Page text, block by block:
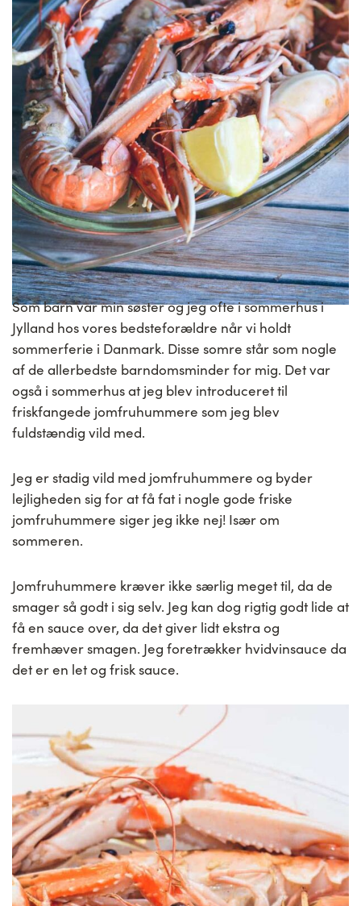
Som barn var min søster og jeg ofte i sommerhus i
Jylland hos vores bedsteforældre når vi holdt
sommerferie i Danmark. Disse somre står som nogle
af de allerbedste barndomsminder for mig. Det var
også i sommerhus at jeg blev introduceret til
friskfangede jomfruhummere som jeg blev
fuldstændig vild med.
Jeg er stadig vild med jomfruhummere og byder
lejligheden sig for at få fat i nogle gode friske
jomfruhummere siger jeg ikke nej! Især om
sommeren.
Jomfruhummere kræver ikke særlig meget til, da de
smager så godt i sig selv. Jeg kan dog rigtig godt lide at
få en sauce over, da det giver lidt ekstra og
fremhæver smagen. Jeg foretrækker hvidvinsauce da
det er en let og frisk sauce.